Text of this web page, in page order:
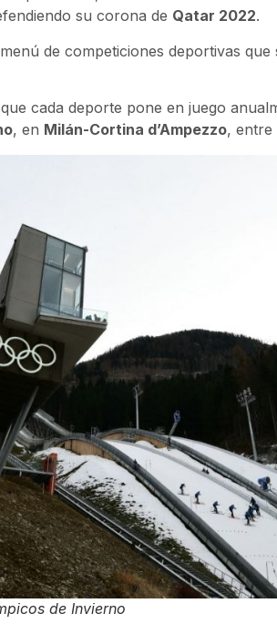
su corona de Qatar 2022.
de competiciones deportivas
cada deporte pone en juego
, en Milán-Cortina d’Ampezzo, entre
de Invierno